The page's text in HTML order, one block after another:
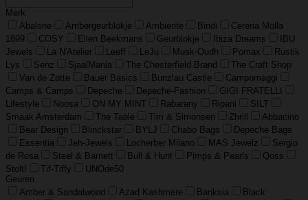
Merk
Abalone
Ambergeurblokje Ambiente Bindi
Cereria Molla
1899
COSY Ellen Beekmans Geurblokje Ibiza Dreams
IBU
Jewels
La N'Atelier Leeff LeJu Musk-Oudh Pomax
Rustik
Lys
Senz SjaalMania The Chesterfield Brand
The Craft Shop
Van de Zotte
Bauer Basics Bunzlau Castle
Campomaggi
Camps & Camps
Depeche Depeche-Fashion
GIGI FRATELLI
Lifestyle
Noosa ON MY MINT Rabarany Ripani
SILT
Smaak Amsterdam
The Table Tim & Simonsen Zhrill
Abbacino
Bear Design
Blinckstar BYLJ Chabo Bags
Depeche Bags
Essentia
Jeh-Jewels Locherber Milano MAS Jewelz
Sergio
de Rosa
Steel & Barnett Bull & Hunt Pimps & Pearls
Qoss
Stolt!
Tif-Tiffy
UNOde50
Geuren
Amber & Sandalwood
Azad Kashmere Banksia
Black